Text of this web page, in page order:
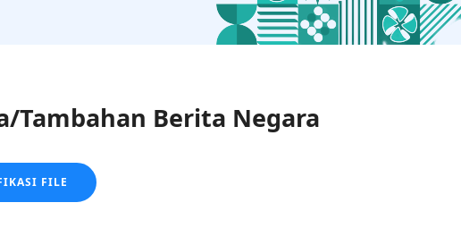
Tambahan Berita Negara
FILE